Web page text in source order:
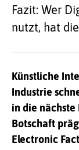
Fazit: Wer
nutzt, hat
Künstliche
Industrie
in die nächste
Botschaft
Electronic